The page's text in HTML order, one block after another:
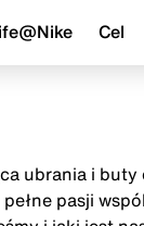
Cel
ubrania i
pasji